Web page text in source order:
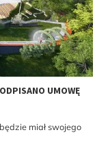
UMOWĘ
miał swojego